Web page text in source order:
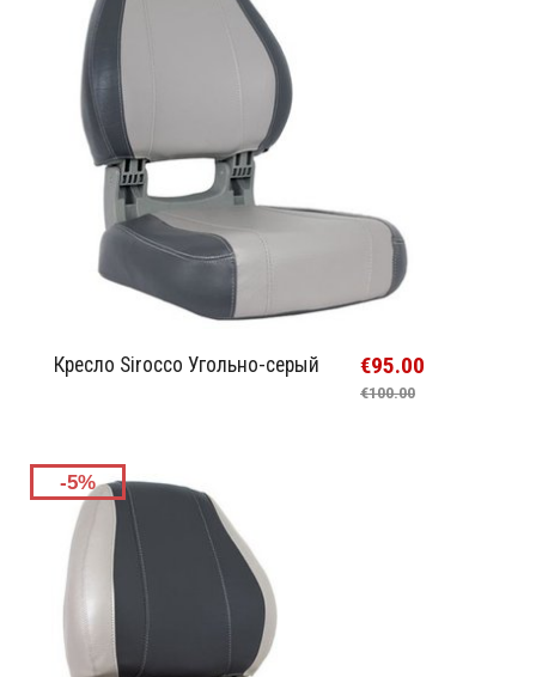
Кресло Sirocco Угольно-серый €95.00
€100.00
-5%